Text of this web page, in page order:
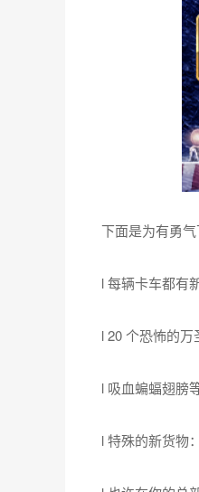
下面是为有勇气
l 每辆卡车都有
l 20 个恐怖的万
l 吸血蝙蝠翅膀
l 特殊的新货物